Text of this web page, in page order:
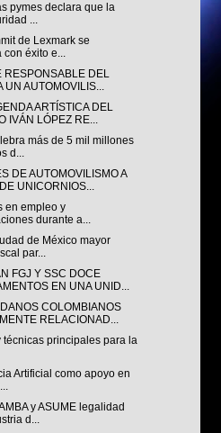
pymes declara que la
...
de Lexmark se
con éxito e...
RESPONSABLE DEL
UN AUTOMOVILIS...
ARTÍSTICA DEL
IVÁN LÓPEZ RE...
más de 5 mil millones
d...
DE AUTOMOVILISMO A
UNICORNIOS...
en empleo y
durante a...
de México mayor
par...
FGJ Y SSC DOCE
EN UNA UNID...
COLOMBIANOS
RELACIONAD...
técnicas principales para la
Artificial como apoyo en
y ASUME legalidad
d...